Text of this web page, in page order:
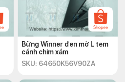
Bững Winner đen mờ L tem
cánh chim xám
SKU: 64650K56V90ZA